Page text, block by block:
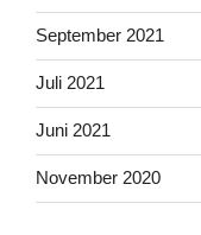
September 2021
Juli 2021
Juni 2021
November 2020